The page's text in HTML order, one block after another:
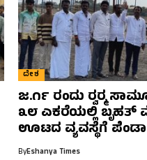
ದೇಶ
ಜ.೧೯ ರಂದು ರ‍್ವರ‍್ಮ
೩೮ ಎಕರೆಯಲ್ಲಿ ಬೃಹತ್
ಊಟದ ವ್ಯವಸ್ಥೆಗೆ
ByEshanya Times